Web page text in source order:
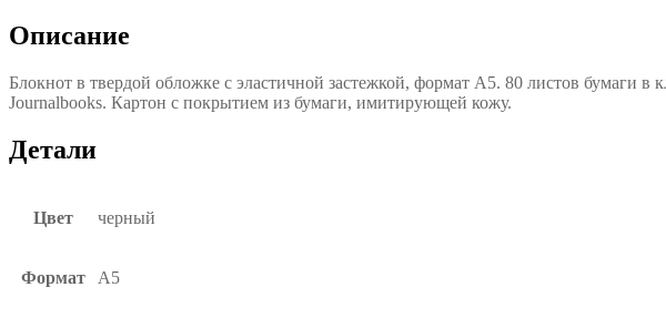
Описание
Блокнот в твердой обложке с эластичной застежкой, формат А5. 80 листов бумаги
Journalbooks. Картон с покрытием из бумаги, имитирующей кожу.
Детали
Цвет черный
Формат А5